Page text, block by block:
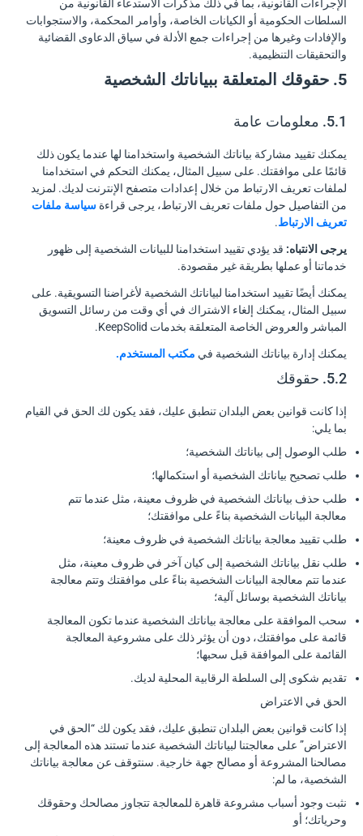
الإجراءات القانونية، بما في ذلك مذكرات الاستدعاء القانونية من
السلطات الحكومية أو الكيانات الخاصة، وأوامر المحكمة، والاستجوابات
والإفادات وغيرها من إجراءات جمع الأدلة في سياق الدعاوى القضائية
والتحقيقات التنظيمية.
5. حقوقك المتعلقة ببياناتك الشخصية
5.1. معلومات عامة
يمكنك تقييد مشاركة بياناتك الشخصية واستخدامنا لها عندما يكون ذلك
قائمًا على موافقتك. على سبيل المثال، يمكنك التحكم في استخدامنا
لملفات تعريف الارتباط من خلال إعدادات متصفح الإنترنت لديك. لمزيد
من التفاصيل حول ملفات تعريف الارتباط، يرجى قراءة سياسة ملفات
تعريف الارتباط.
يرجى الانتباه: قد يؤدي تقييد استخدامنا للبيانات الشخصية إلى ظهور
خدماتنا أو عملها بطريقة غير مقصودة.
يمكنك أيضًا تقييد استخدامنا لبياناتك الشخصية لأغراضنا التسويقية. على
سبيل المثال، يمكنك إلغاء الاشتراك في أي وقت من رسائل التسويق
المباشر والعروض الخاصة المتعلقة بخدمات KeepSolid.
يمكنك إدارة بياناتك الشخصية في مكتب المستخدم.
5.2. حقوقك
إذا كانت قوانين بعض البلدان تنطبق عليك، فقد يكون لك الحق في القيام
بما يلي:
طلب الوصول إلى بياناتك الشخصية؛
طلب تصحيح بياناتك الشخصية أو استكمالها؛
طلب حذف بياناتك الشخصية في ظروف معينة، مثل عندما تتم
معالجة البيانات الشخصية بناءً على موافقتك؛
طلب تقييد معالجة بياناتك الشخصية في ظروف معينة؛
طلب نقل بياناتك الشخصية إلى كيان آخر في ظروف معينة، مثل
عندما تتم معالجة البيانات الشخصية بناءً على موافقتك وتتم معالجة
بياناتك الشخصية بوسائل آلية؛
سحب الموافقة على معالجة بياناتك الشخصية عندما تكون المعالجة
قائمة على موافقتك، دون أن يؤثر ذلك على مشروعية المعالجة
القائمة على الموافقة قبل سحبها؛
تقديم شكوى إلى السلطة الرقابية المحلية لديك.
الحق في الاعتراض
إذا كانت قوانين بعض البلدان تنطبق عليك، فقد يكون لك “الحق في
الاعتراض” على معالجتنا لبياناتك الشخصية عندما تستند هذه المعالجة إلى
مصالحنا المشروعة أو مصالح جهة خارجية. سنتوقف عن معالجة بياناتك
الشخصية، ما لم:
نثبت وجود أسباب مشروعة قاهرة للمعالجة تتجاوز مصالحك وحقوقك
وحرياتك؛ أو